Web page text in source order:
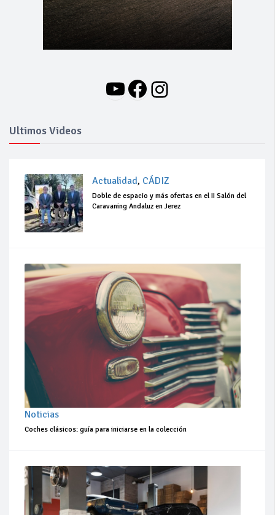
YouTube
Facebook
Instagram
Ultimos Videos
Actualidad, CÁDIZ
Doble de espacio y más ofertas en el II Salón del
Caravaning Andaluz en Jerez
Noticias
Coches clásicos: guía para iniciarse en la colección